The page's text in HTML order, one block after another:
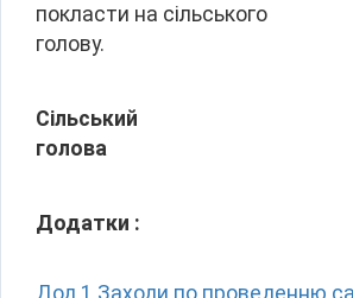
покласти на сільського
голову.
Сільський
голова
Додатки :
Дод.1 Заходи по проведенню